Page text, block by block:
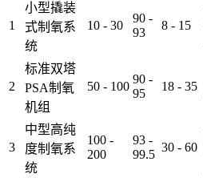
1
小型撬装
式制氧系
统
10 - 30
90 -
93
8 - 15
2
标准双塔
PSA制氧
机组
50 - 100
90 -
95
18 - 35
3
中型高纯
度制氧系
统
100 -
200
93 -
99.5
30 - 60